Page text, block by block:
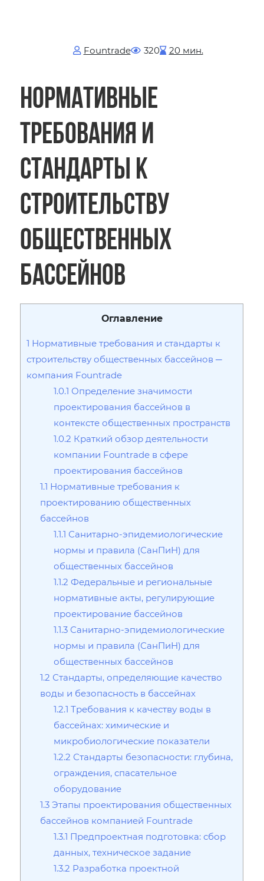
Fоuntrade 320 20 мин.
Нормативные
требования и
стандарты к
строительству
общественных
бассейнов
Оглавление
1 Нормативные требования и стандарты к
строительству общественных бассейнов ─
компания Fountrade
1.0.1 Определение значимости
проектирования бассейнов в
контексте общественных пространств
1.0.2 Краткий обзор деятельности
компании Fountrade в сфере
проектирования бассейнов
1.1 Нормативные требования к
проектированию общественных
бассейнов
1.1.1 Санитарно-эпидемиологические
нормы и правила (СанПиН) для
общественных бассейнов
1.1.2 Федеральные и региональные
нормативные акты‚ регулирующие
проектирование бассейнов
1.1.3 Санитарно-эпидемиологические
нормы и правила (СанПиН) для
общественных бассейнов
1.2 Стандарты‚ определяющие качество
воды и безопасность в бассейнах
1.2.1 Требования к качеству воды в
бассейнах: химические и
микробиологические показатели
1.2.2 Стандарты безопасности: глубина‚
ограждения‚ спасательное
оборудование
1.3 Этапы проектирования общественных
бассейнов компанией Fountrade
1.3.1 Предпроектная подготовка: сбор
данных‚ техническое задание
1.3.2 Разработка проектной